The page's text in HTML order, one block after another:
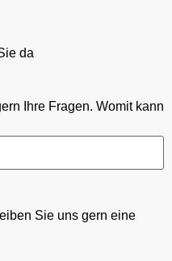
da
Ihre Fragen. Womit kann
Sie uns gern eine